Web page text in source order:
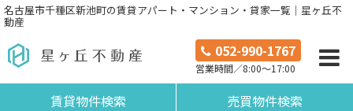
名古屋市千種区新池町の賃貸アパート・マンション・貸家一覧｜星ヶ丘不
動産
052-990-1767
営業時間／8:00～17:00
賃貸物件検索 売買物件検索